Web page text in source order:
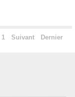
1 Suivant Dernier